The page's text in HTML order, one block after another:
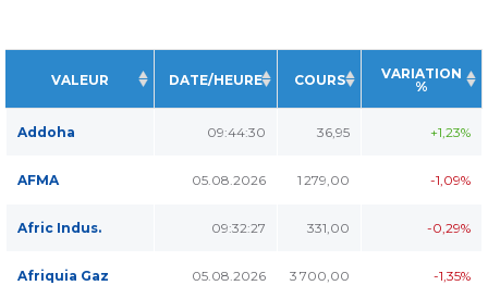
VALEUR DATE/HEURE COURS
VARIATION
%
Addoha 09:44:30 36,95 +1,23%
AFMA 05.08.2026 1 279,00 -1,09%
Afric Indus. 09:32:27 331,00 -0,29%
Afriquia Gaz 05.08.2026 3 700,00 -1,35%